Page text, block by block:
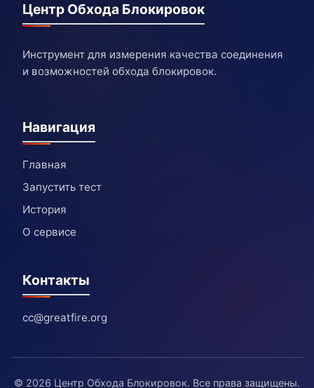
Центр Обхода Блокировок
Инструмент для измерения качества соединения
и возможностей обхода блокировок.
Навигация
Главная
Запустить тест
История
О сервисе
Контакты
cc@greatfire.org
© 2026 Центр Обхода Блокировок. Все права защищены.